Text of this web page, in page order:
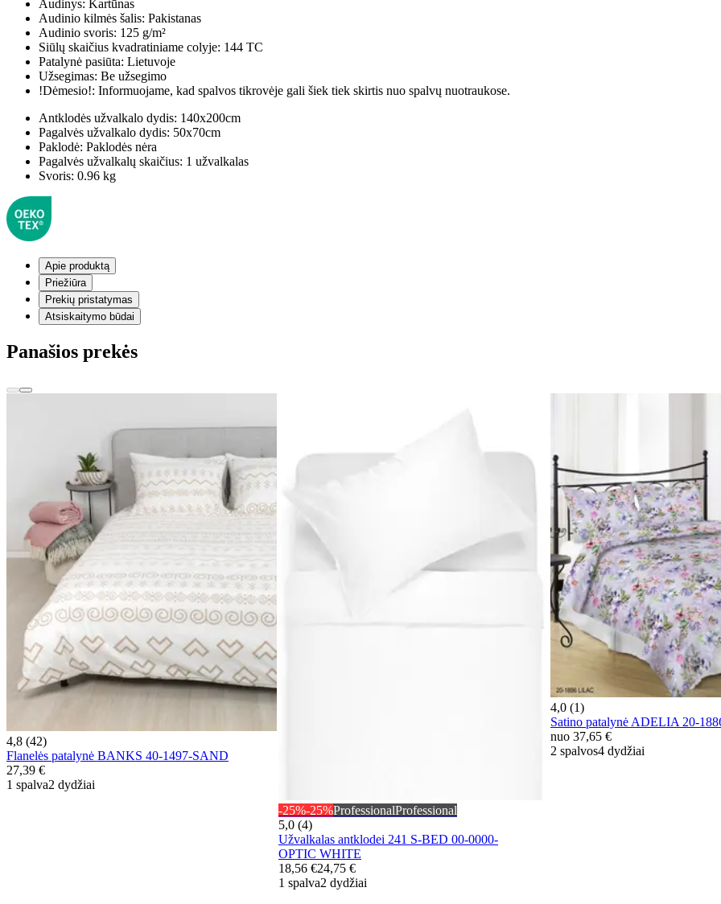
Audinys: Kartūnas
Audinio kilmės šalis: Pakistanas
Audinio svoris: 125 g/m²
Siūlų skaičius kvadratiniame colyje: 144 TC
Patalynė pasiūta: Lietuvoje
Užsegimas: Be užsegimo
!Dėmesio!: Informuojame, kad spalvos tikrovėje gali šiek tiek skirtis nuo spalvų nuotraukose.
Antklodės užvalkalo dydis: 140x200cm
Pagalvės užvalkalo dydis: 50x70cm
Paklodė: Paklodės nėra
Pagalvės užvalkalų skaičius: 1 užvalkalas
Svoris: 0.96 kg
Apie produktą
Priežiūra
Prekių pristatymas
Atsiskaitymo būdai
Panašios prekės
4,8 (42)
Flanelės patalynė BANKS 40-1497-SAND
27,39 €
1 spalva2 dydžiai
-25%-25%ProfessionalProfessional
5,0 (4)
Užvalkalas antklodei 241 S-BED 00-0000-
OPTIC WHITE
18,56 €24,75 €
1 spalva2 dydžiai
4,0 (1)
Satino patalynė ADELIA 20-
nuo 37,65 €
2 spalvos4 dydžiai